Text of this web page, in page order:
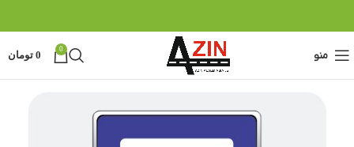
منو 0
0 تومان